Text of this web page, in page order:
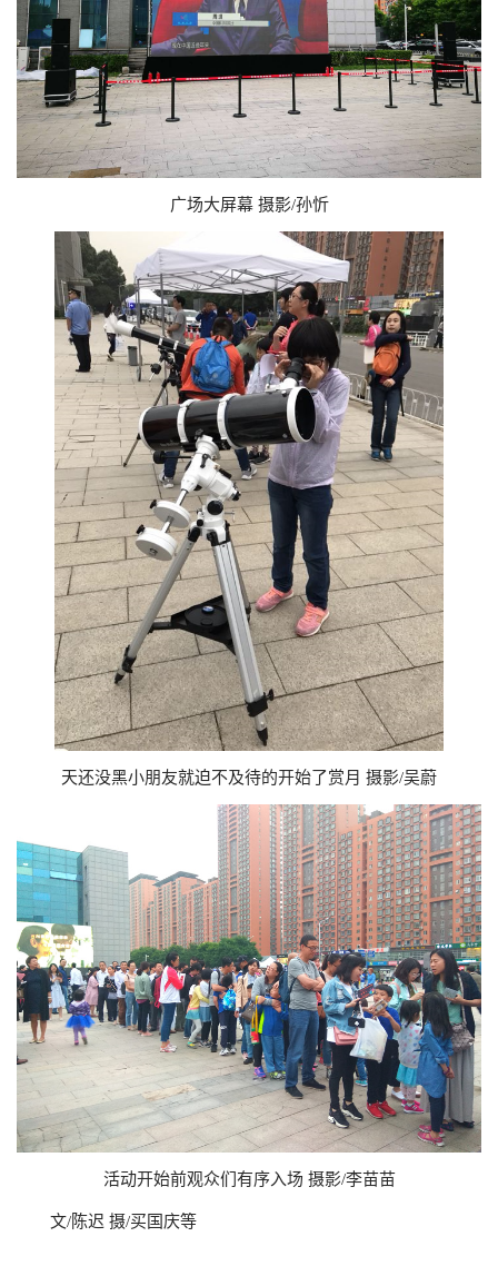
广场大屏幕 摄影/孙忻
天还没黑小朋友就迫不及待的开始了赏月 摄影/吴蔚
活动开始前观众们有序入场 摄影/李苗苗
文/陈迟 摄/买国庆等